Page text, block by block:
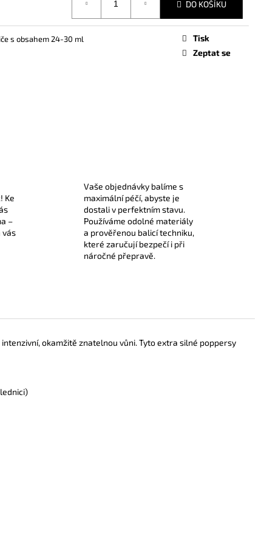
DO KOŠÍKU
s obsahem 24-30 ml
Tisk
Zeptat se
Ke
–
vás
Vaše objednávky balíme s
maximální péčí, abyste je
dostali v perfektním stavu.
Používáme odolné materiály
a prověřenou balicí techniku,
které zaručují bezpečí i při
náročné přepravě.
okamžitě znatelnou vůni. Tyto extra silné poppersy